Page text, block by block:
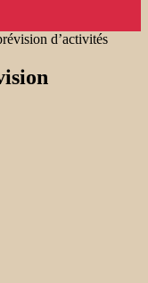
d’activités